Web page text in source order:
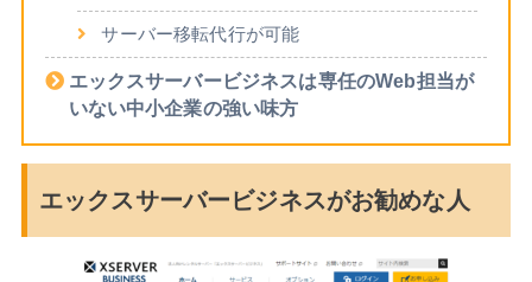
サーバー移転代行が可能
エックスサーバービジネスは専任のWeb担当が
いない中小企業の強い味方
エックスサーバービジネスがお勧めな人